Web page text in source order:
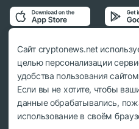
Подписывайтесь на нас в социальных
© 2018 - 2026 Crypto News. При
cryptonews.net обязательна.
Сайт cryptonews.net
целью персонализации
удобства пользования
Если вы не хотите, чтобы
данные обрабатывались,
использование в своём